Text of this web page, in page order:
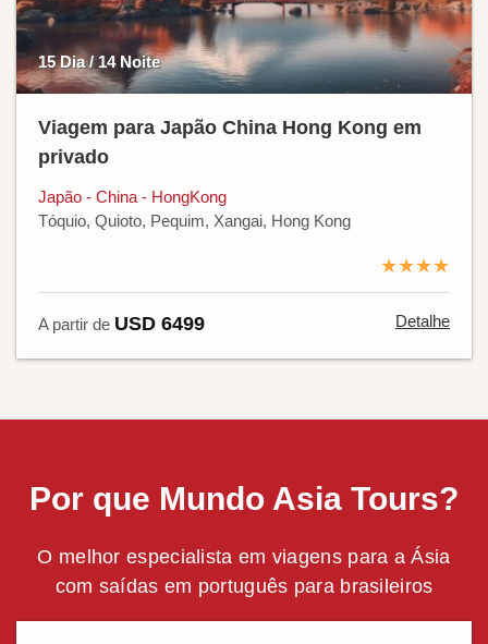
15 Dia / 14 Noite
Viagem para Japão China Hong Kong em
privado
Japão - China - HongKong
Tóquio, Quioto, Pequim, Xangai, Hong Kong
★★★★
A partir de USD 6499 Detalhe
Por que Mundo Asia Tours?
O melhor especialista em viagens para a Ásia
com saídas em português para brasileiros